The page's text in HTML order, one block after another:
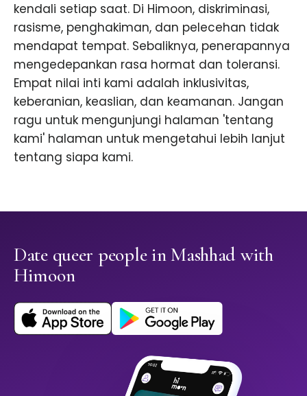
kendali setiap saat. Di Himoon, diskriminasi,
rasisme, penghakiman, dan pelecehan tidak
mendapat tempat. Sebaliknya, penerapannya
mengedepankan rasa hormat dan toleransi.
Empat nilai inti kami adalah inklusivitas,
keberanian, keaslian, dan keamanan. Jangan
ragu untuk mengunjungi halaman 'tentang
kami' halaman untuk mengetahui lebih lanjut
tentang siapa kami.
Date queer people in Mashhad with
Himoon